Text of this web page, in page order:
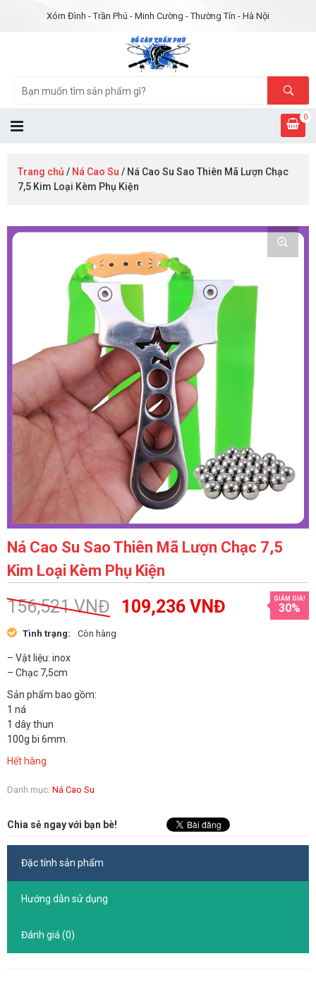
Xóm Đình - Trần Phú - Minh Cường - Thường Tín - Hà Nội
0
Trang chủ / Ná Cao Su / Ná Cao Su Sao Thiên Mã Lượn Chạc
7,5 Kim Loại Kèm Phụ Kiện
Ná Cao Su Sao Thiên Mã Lượn Chạc 7,5
Kim Loại Kèm Phụ Kiện
156,521VNĐ 109,236 VNĐ GIẢM GIÁ!
30%
Tình trạng: Còn hàng
– Vật liệu: inox
– Chạc 7,5cm
Sản phẩm bao gồm:
1 ná
1 dây thun
100g bi 6mm.
Hết hàng
Danh mục: Ná Cao Su
Chia sẻ ngay với bạn bè!
Đặc tính sản phẩm
Hướng dẫn sử dụng
Đánh giá (0)